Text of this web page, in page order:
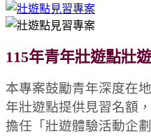
115年青年壯遊點壯
本專案鼓勵青年深度在
年壯遊點提供見習名額
擔任「壯遊體驗活動企